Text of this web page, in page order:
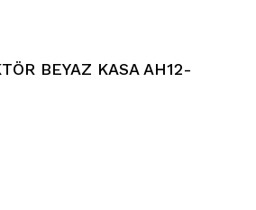
BEYAZ KASA AH12-